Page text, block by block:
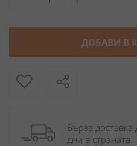
ДОБАВИ В
Бърза
дни в страната.